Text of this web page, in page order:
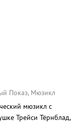
Показ, Мюзикл
мюзикл с
Трейси Тёрнблад,